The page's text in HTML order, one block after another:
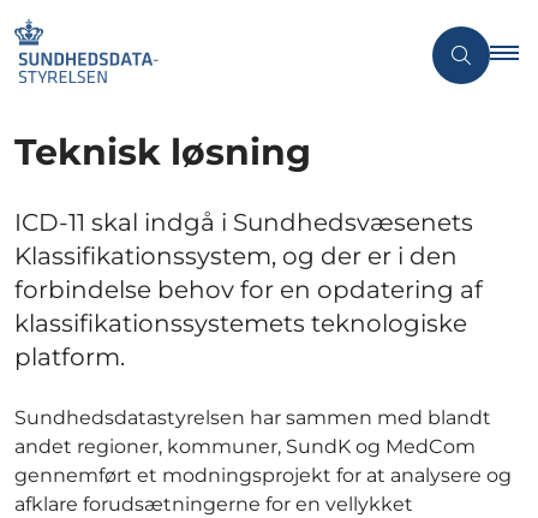
Teknisk løsning
ICD-11 skal indgå i Sundhedsvæsenets
Klassifikationssystem, og der er i den
forbindelse behov for en opdatering af
klassifikationssystemets teknologiske
platform.
Sundhedsdatastyrelsen har sammen med blandt
andet regioner, kommuner, SundK og MedCom
gennemført et modningsprojekt for at analysere og
afklare forudsætningerne for en vellykket